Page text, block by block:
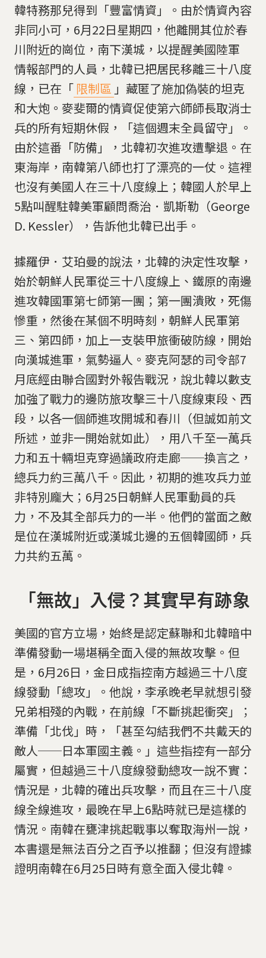
韓特務那兒得到「豐富情資」。由於情資內容
非同小可，6月22日星期四，他離開其位於春
川附近的崗位，南下漢城，以提醒美國陸軍
情報部門的人員，北韓已把居民移離三十八度
線，已在「限制區 」藏匿了施加偽裝的坦克
和大炮。麥斐爾的情資促使第六師師長取消士
兵的所有短期休假，「這個週末全員留守」。
由於這番「防備」，北韓初次進攻遭擊退。在
東海岸，南韓第八師也打了漂亮的一仗。這裡
也沒有美國人在三十八度線上；韓國人於早上
5點叫醒駐韓美軍顧問喬治．凱斯勒（George
D. Kessler），告訴他北韓已出手。
據羅伊．艾珀曼的說法，北韓的決定性攻擊，
始於朝鮮人民軍從三十八度線上、鐵原的南邊
進攻韓國軍第七師第一團；第一團潰敗，死傷
慘重，然後在某個不明時刻，朝鮮人民軍第
三、第四師，加上一支裝甲旅衝破防線，開始
向漢城進軍，氣勢逼人。麥克阿瑟的司令部7
月底經由聯合國對外報告戰況，說北韓以數支
加強了戰力的邊防旅攻擊三十八度線東段、西
段，以各一個師進攻開城和春川（但誠如前文
所述，並非一開始就如此），用八千至一萬兵
力和五十輛坦克穿過議政府走廊──換言之，
總兵力約三萬八千。因此，初期的進攻兵力並
非特別龐大；6月25日朝鮮人民軍動員的兵
力，不及其全部兵力的一半。他們的當面之敵
是位在漢城附近或漢城北邊的五個韓國師，兵
力共約五萬。
「無故」入侵？其實早有跡象
美國的官方立場，始終是認定蘇聯和北韓暗中
準備發動一場堪稱全面入侵的無故攻擊。但
是，6月26日，金日成指控南方越過三十八度
線發動「總攻」。他說，李承晚老早就想引發
兄弟相殘的內戰，在前線「不斷挑起衝突」；
準備「北伐」時，「甚至勾結我們不共戴天的
敵人──日本軍國主義。」這些指控有一部分
屬實，但越過三十八度線發動總攻一說不實：
情況是，北韓的確出兵攻擊，而且在三十八度
線全線進攻，最晚在早上6點時就已是這樣的
情況。南韓在甕津挑起戰事以奪取海州一說，
本書還是無法百分之百予以推翻；但沒有證據
證明南韓在6月25日時有意全面入侵北韓。